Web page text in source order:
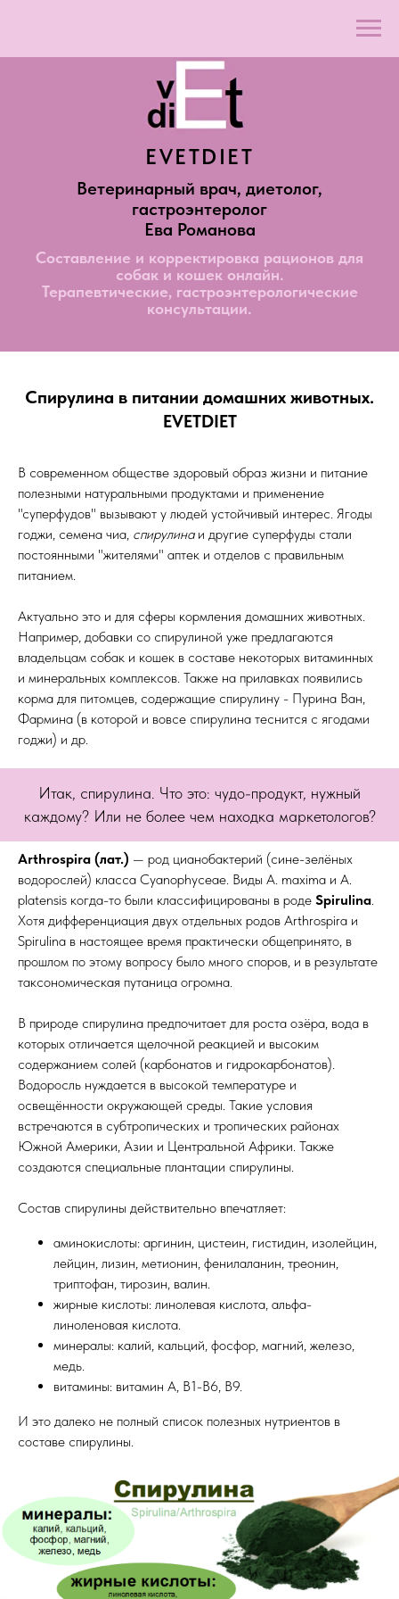
EVETDIET
Ветеринарный врач, диетолог,
гастроэнтеролог
Ева Романова
Составление и корректировка рационов для
собак и кошек онлайн.
Терапевтические, гастроэнтерологические
консультации.
Спирулина в питании домашних животных.
EVETDIET
В современном обществе здоровый образ жизни и питание
полезными натуральными продуктами и применение
"суперфудов" вызывают у людей устойчивый интерес. Ягоды
годжи, семена чиа, спирулинаи другие суперфуды стали
постоянными "жителями" аптек и отделов с правильным
питанием.
Актуально это и для сферы кормления домашних животных.
Например, добавки со спирулиной уже предлагаются
владельцам собак и кошек в составе некоторых витаминных
и минеральных комплексов. Также на прилавках появились
корма для питомцев, содержащие спирулину - Пурина Ван,
Фармина (в которой и вовсе спирулина теснится с ягодами
годжи) и др.
Итак, спирулина. Что это: чудо-продукт, нужный
каждому? Или не более чем находка маркетологов?
Arthrospira (лат.) — род цианобактерий (сине-зелёных
водорослей) класса Cyanophyceae. Виды A. maxima и A.
platensis когда-то были классифицированы в роде Spirulina
Хотя дифференциация двух отдельных родов Arthrospira и
Spirulina в настоящее время практически общепринято, в
прошлом по этому вопросу было много споров, и в результате
таксономическая путаница огромна.
В природе спирулина предпочитает для роста озёра, вода в
которых отличается щелочной реакцией и высоким
содержанием солей (карбонатов и гидрокарбонатов).
Водоросль нуждается в высокой температуре и
освещённости окружающей среды. Такие условия
встречаются в субтропических и тропических районах
Южной Америки, Азии и Центральной Африки. Также
создаются специальные плантации спирулины.
Состав спирулины действительно впечатляет:
аминокислоты: аргинин, цистеин, гистидин, изолейцин,
лейцин, лизин, метионин, фенилаланин, треонин,
триптофан, тирозин, валин.
жирные кислоты: линолевая кислота, альфа-
линоленовая кислота.
минералы: калий, кальций, фосфор, магний, железо,
медь.
витамины: витамин А, В1-В6, В9.
И это далеко не полный список полезных нутриентов в
составе спирулины.